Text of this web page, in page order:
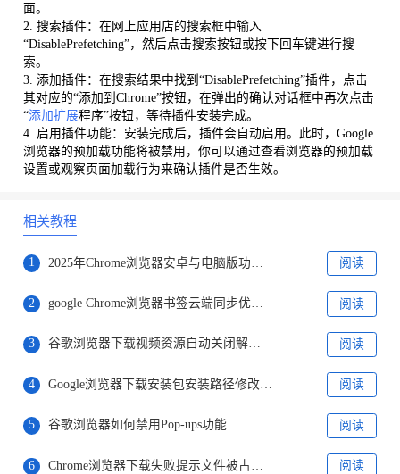
面。
2. 搜索插件：在网上应用店的搜索框中输入
“DisablePrefetching”，然后点击搜索按钮或按下回车键进行搜
索。
3. 添加插件：在搜索结果中找到“DisablePrefetching”插件，点击
其对应的“添加到Chrome”按钮，在弹出的确认对话框中再次点击
“添加扩展程序”按钮，等待插件安装完成。
4. 启用插件功能：安装完成后，插件会自动启用。此时，Google
浏览器的预加载功能将被禁用，你可以通过查看浏览器的预加载
设置或观察页面加载行为来确认插件是否生效。
相关教程
1 阅读
2 google Chrome浏览器书签云端同步优化方法 阅读
3 谷歌浏览器下载视频资源自动关闭解决方案 阅读
4 Google浏览器下载安装包安装路径修改操作 阅读
5 谷歌浏览器如何禁用Pop-ups功能 阅读
6 阅读